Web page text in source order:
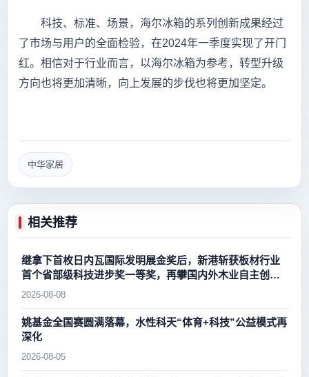
科技、标准、场景，海尔冰箱的系列创新成果经过
了市场与用户的全面检验，在2024年一季度实现了开门
红。相信对于行业而言，以海尔冰箱为参考，转型升级
方向也将更加清晰，向上发展的步伐也将更加坚定。
中华家居
相关推荐
继拿下首枚日内瓦国际发明展金奖后，新港斩获板材行业
首个省部级科技进步奖一等奖，再攀国内外木业自主创新
新高峰
2026-08-08
姚基金全国赛圆满落幕，水性科天“体育+科技”公益模式再
深化
2026-08-05